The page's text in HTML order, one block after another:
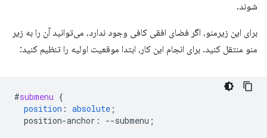
شوند.
برای این زیرمنو، اگر فضای افقی کافی وجود ندارد، می‌توانید آن را به زیر
منو منتقل کنید. برای انجام این کار، ابتدا موقعیت اولیه را تنظیم کنید:
#submenu {
position : absolute ;
position-anchor : --submenu ;